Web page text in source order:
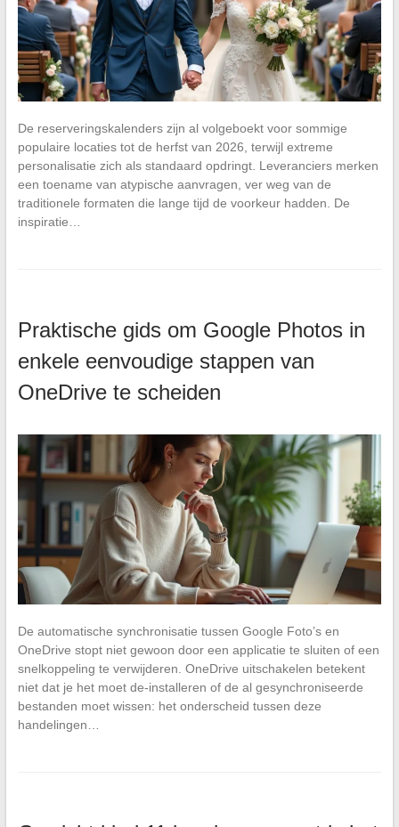
De reserveringskalenders zijn al volgeboekt voor sommige
populaire locaties tot de herfst van 2026, terwijl extreme
personalisatie zich als standaard opdringt. Leveranciers merken
een toename van atypische aanvragen, ver weg van de
traditionele formaten die lange tijd de voorkeur hadden. De
inspiratie…
Praktische gids om Google Photos in
enkele eenvoudige stappen van
OneDrive te scheiden
De automatische synchronisatie tussen Google Foto’s en
OneDrive stopt niet gewoon door een applicatie te sluiten of een
snelkoppeling te verwijderen. OneDrive uitschakelen betekent
niet dat je het moet de-installeren of de al gesynchroniseerde
bestanden moet wissen: het onderscheid tussen deze
handelingen…